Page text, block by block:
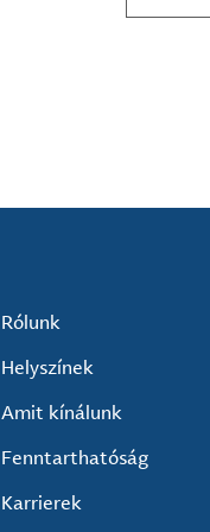
Rólunk
Helyszínek
Amit kínálunk
Fenntarthatóság
Karrierek